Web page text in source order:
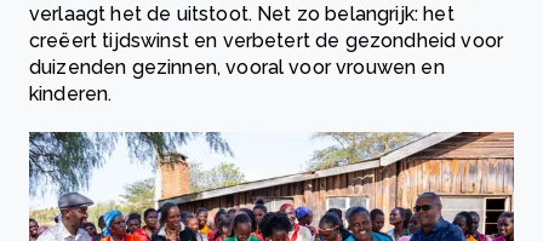
verlaagt het de uitstoot. Net zo belangrijk: het
creëert tijdswinst en verbetert de gezondheid voor
duizenden gezinnen, vooral voor vrouwen en
kinderen.